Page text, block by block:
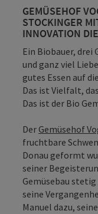
GEMÜSEHOF
STOCKINGER
INNOVATION
Ein Biobauer, drei
und ganz viel
gutes Essen auf
Das ist Vielfalt,
Das ist der Bio
Der Gemüsehof
fruchtbare
Donau geformt
seiner
Gemüsebau
seine
Manuel dazu,